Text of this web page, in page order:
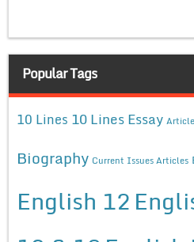
Popular Tags
10 Lines 10 Lines Essay
Biography Current Issues Articles
English 12